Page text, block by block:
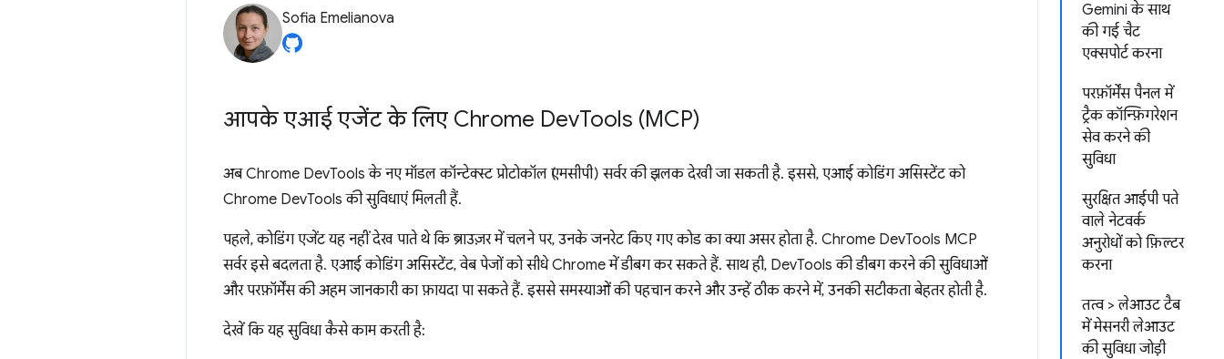
Gemini के साथ
की गई चैट
एक्सपोर्ट करना
परफ़ॉर्मेंस पैनल में
ट्रैक कॉन्फ़िगरेशन
सेव करने की
सुविधा
सुरक्षित आईपी पते
वाले नेटवर्क
अनुरोधों को फ़िल्टर
करना
तत्व > लेआउट टैब
में मेसनरी लेआउट
की सुविधा जोड़ी
Sofia Emelianova
आपके एआई एजेंट के लिए Chrome DevTools (MCP)
अब Chrome DevTools के नए मॉडल कॉन्टेक्स्ट प्रोटोकॉल (एमसीपी) सर्वर की झलक देखी जा सकती है. इससे, एआई कोडिंग असिस्टेंट को
Chrome DevTools की सुविधाएं मिलती हैं.
पहले, कोडिंग एजेंट यह नहीं देख पाते थे कि ब्राउज़र में चलने पर, उनके जनरेट किए गए कोड का क्या असर होता है. Chrome DevTools MCP
सर्वर इसे बदलता है. एआई कोडिंग असिस्टेंट, वेब पेजों को सीधे Chrome में डीबग कर सकते हैं. साथ ही, DevTools की डीबग करने की सुविधाओं
और परफ़ॉर्मेंस की अहम जानकारी का फ़ायदा पा सकते हैं. इससे समस्याओं की पहचान करने और उन्हें ठीक करने में, उनकी सटीकता बेहतर होती है.
देखें कि यह सुविधा कैसे काम करती है: